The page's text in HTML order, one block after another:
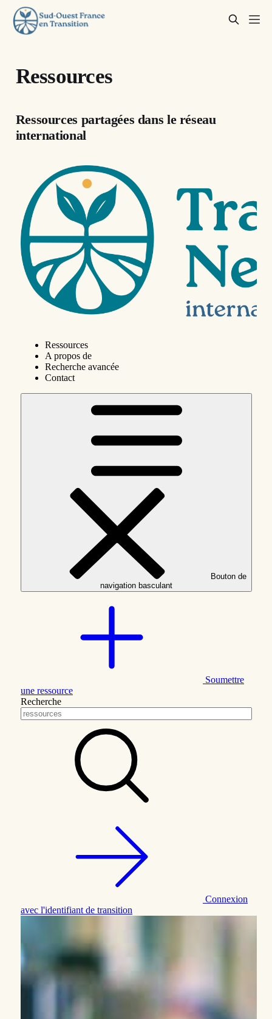
Ressources
Ressources partagées dans le réseau
international